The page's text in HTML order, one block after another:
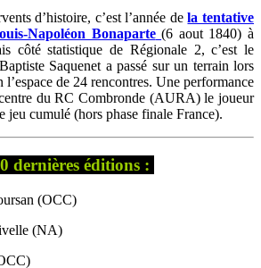
d’histoire, c’est l’année dela tentative
Napoléon Bonaparte (6 aout 1840) à
côté statistique de Régionale 2, c’est le
Saquenet a passé sur un terrain lors
l’espace de 24 rencontres. Une performance
du RC Combronde (AURA) le joueur
jeu cumulé (hors phase finale France).
dernières éditions :
(OCC)
(NA)